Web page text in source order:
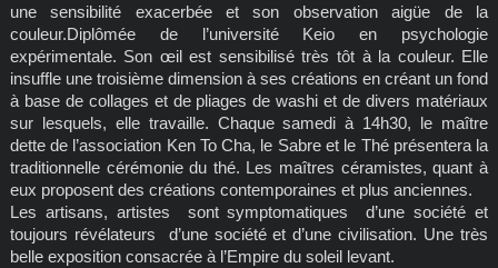
une sensibilité exacerbée et son observation aigüe de la
couleur.Diplômée de l’université Keio en psychologie
expérimentale. Son œil est sensibilisé très tôt à la couleur. Elle
insuffle une troisième dimension à ses créations en créant un fond
à base de collages et de pliages de washi et de divers matériaux
sur lesquels, elle travaille. Chaque samedi à 14h30, le maître
dette de l’association Ken To Cha, le Sabre et le Thé présentera la
traditionnelle cérémonie du thé. Les maîtres céramistes, quant à
eux proposent des créations contemporaines et plus anciennes.
Les artisans, artistes sont symptomatiques d’une société et
toujours révélateurs d’une société et d’une civilisation. Une très
belle exposition consacrée à l’Empire du soleil levant.